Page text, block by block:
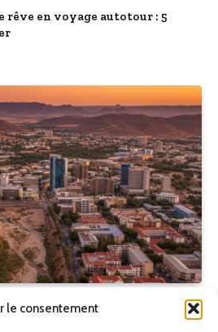
le consentement
en voyage autotour : 5